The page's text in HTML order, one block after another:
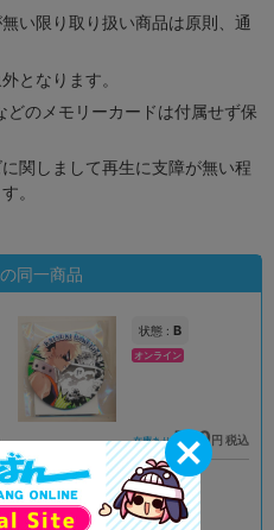
い限り取り扱い商品は原則、通
となります。
のメモリーカードは付属せず保
関しまして再生に支障が無い程
。
同一商品
状態 : B
オンライン
在庫あり 590円 税込